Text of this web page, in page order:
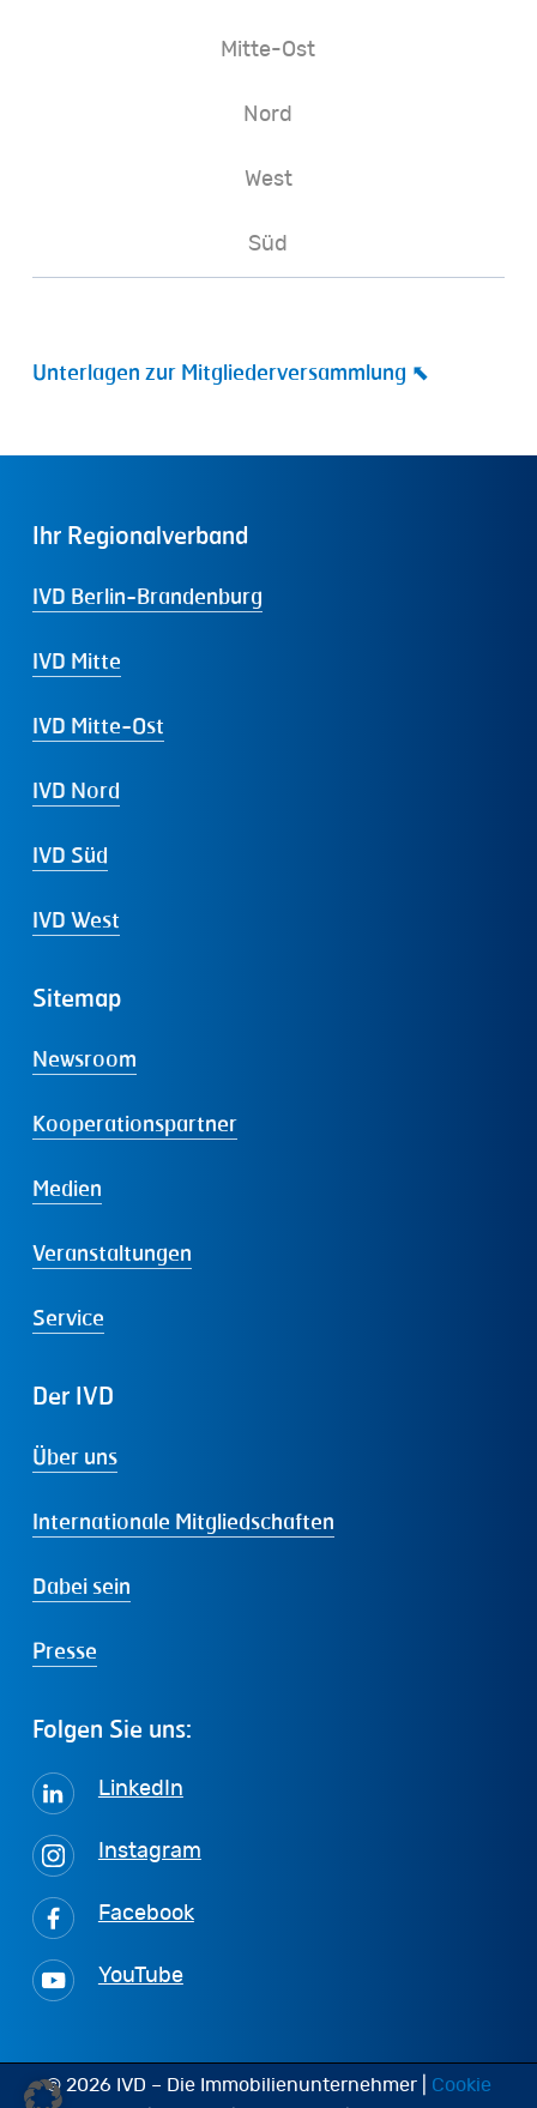
Mitte-Ost
Nord
West
Süd
Unterlagen zur Mitgliederversammlung ⬉
Ihr Regionalverband
IVD Berlin-Brandenburg
IVD Mitte
IVD Mitte-Ost
IVD Nord
IVD Süd
IVD West
Sitemap
Newsroom
Kooperationspartner
Medien
Veranstaltungen
Service
Der IVD
Über uns
Internationale Mitgliedschaften
Dabei sein
Presse
Folgen Sie uns:
LinkedIn
Instagram
Facebook
YouTube
© 2026 IVD – Die Immobilienunternehmer | Cookie